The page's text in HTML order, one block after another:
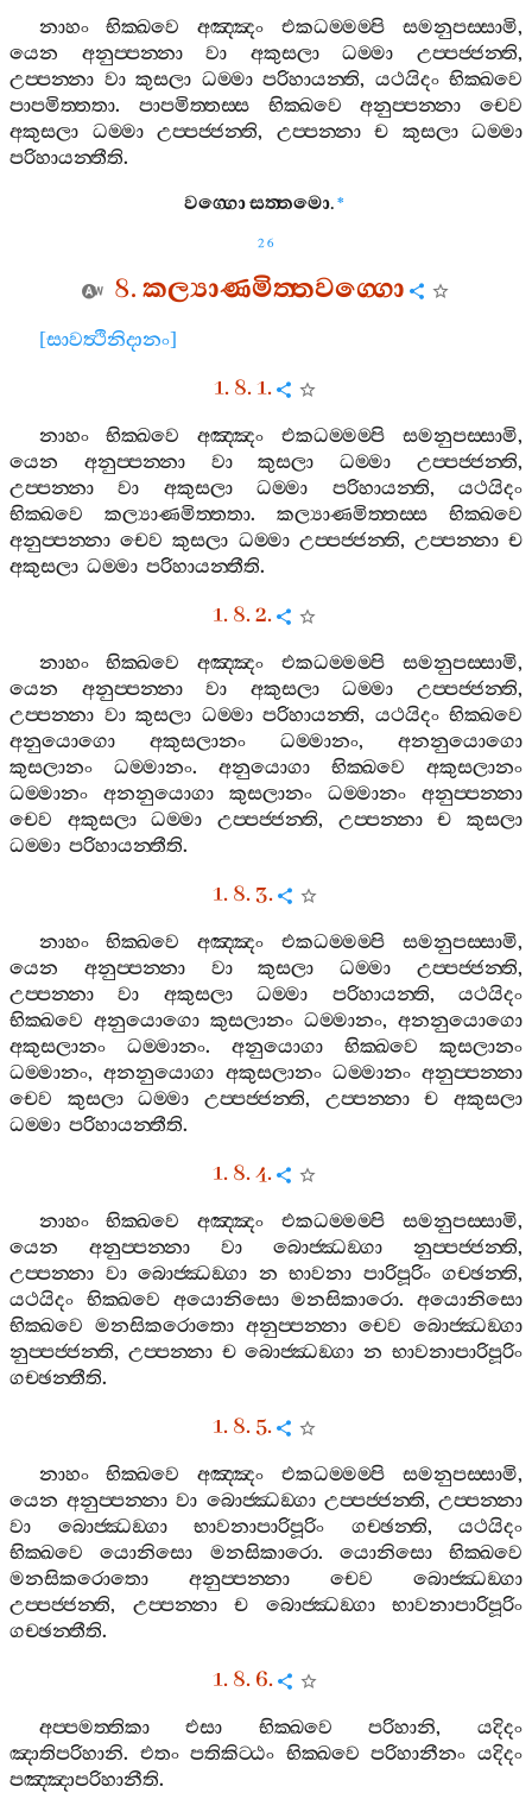
නාහං භික‍්ඛවෙ අඤ‍්ඤං එකධම‍්මම‍්පි සමනුපස‍්සාමි,
යෙන
අනුප‍්පන‍්නා වා අකුසලා ධම‍්මා උප‍්පජ‍්ජන‍්ති,
උප‍්පන‍්නා වා කුසලා ධම‍්මා පරිහායන‍්ති, යථයිදං භික‍්ඛවෙ
පාපමිත‍්තතා. පාපමිත‍්තස‍්ස භික‍්ඛවෙ අනුප‍්පන‍්නා
චෙව
අකුසලා
ධම‍්මා උප‍්පජ‍්ජන‍්ති, උප‍්පන‍්නා ච කුසලා
ධම‍්මා
පරිහායන‍්තීති.
වග‍්ගොසත‍්තමො.*
26
8.කල්‍යාණමිත‍්තවග‍්ගො
[සාවත්‍ථිනිදානං]
1. 8. 1.
නාහං භික‍්ඛවෙ අඤ‍්ඤං එකධම‍්මම‍්පි සමනුපස‍්සාමි,
යෙන
අනුප‍්පන‍්නා වා කුසලා ධම‍්මා උප‍්පජ‍්ජන‍්ති,
උප‍්පන‍්නා
වා අකුසලා ධම‍්මා පරිහායන‍්ති,යථයිදං
භික‍්ඛවෙ
කල්‍යාණමිත‍්තතා. කල්‍යාණමිත‍්තස‍්ස
භික‍්ඛවෙ
අනුප‍්පන‍්නා චෙව කුසලා ධම‍්මා උප‍්පජ‍්ජන‍්ති, උප‍්පන‍්නා ච
අකුසලා ධම‍්මා පරිහායන‍්තීති.
1. 8. 2.
නාහං භික‍්ඛවෙ අඤ‍්ඤං එකධම‍්මම‍්පි සමනුපස‍්සාමි,
යෙන
අනුප‍්පන‍්නා වා අකුසලා ධම‍්මා උප‍්පජ‍්ජන‍්ති,
උප‍්පන‍්නා වා කුසලා ධම‍්මා පරිහායන‍්ති, යථයිදං භික‍්ඛවෙ
අනුයොගො
අකුසලානං ධම‍්මානං, අනනුයොගො
කුසලානං
ධම‍්මානං. අනුයොගා භික‍්ඛවෙ
අකුසලානං
ධම‍්මානං
අනනුයොගා කුසලානං ධම‍්මානං
අනුප‍්පන‍්නා
චෙව
අකුසලා ධම‍්මා උප‍්පජ‍්ජන‍්ති, උප‍්පන‍්නා ච
කුසලා
ධම‍්මා පරිහායන‍්තීති.
1. 8. 3.
නාහං භික‍්ඛවෙ අඤ‍්ඤං එකධම‍්මම‍්පි සමනුපස‍්සාමි,
යෙන
අනුප‍්පන‍්නා වා කුසලා ධම‍්මා උප‍්පජ‍්ජන‍්ති,
උප‍්පන‍්නා
වා අකුසලා ධම‍්මා පරිහායන‍්ති,යථයිදං
භික‍්ඛවෙ අනුයොගො කුසලානං ධම‍්මානං, අනනුයොගො
අකුසලානං
ධම‍්මානං. අනුයොගා භික‍්ඛවෙ
කුසලානං
ධම‍්මානං,අනනුයොගා අකුසලානං ධම‍්මානං අනුප‍්පන‍්නා
චෙව
කුසලා ධම‍්මා උප‍්පජ‍්ජන‍්ති, උප‍්පන‍්නා ච
අකුසලා
ධම‍්මා පරිහායන‍්තීති.
1. 8. 4.
නාහං භික‍්ඛවෙ අඤ‍්ඤං එකධම‍්මම‍්පි සමනුපස‍්සාමි,
යෙන
අනුප‍්පන‍්නා වා බොජ‍්ඣඞ‍්ගා නුප‍්පජ‍්ජන‍්ති,
උප‍්පන‍්නා වා බොජ‍්ඣඞ‍්ගා න භාවනා පාරිපූරිං ගච‍්ඡන‍්ති,
යථයිදං භික‍්ඛවෙ අයොනිසො මනසිකාරො. අයොනිසො
භික‍්ඛවෙ මනසිකරොතො අනුප‍්පන‍්නා චෙව බොජ‍්ඣඞ‍්ගා
නුප‍්පජ‍්ජන‍්ති, උප‍්පන‍්නා ච බොජ‍්ඣඞ‍්ගා න භාවනාපාරිපූරිං
ගච‍්ඡන‍්තීති.
1. 8. 5.
නාහං භික‍්ඛවෙ අඤ‍්ඤං එකධම‍්මම‍්පි සමනුපස‍්සාමි,
යෙන අනුප‍්පන‍්නා වා බොජ‍්ඣඞ‍්ගා උප‍්පජ‍්ජන‍්ති,උප‍්පන‍්නා
වා
බොජ‍්ඣඞ‍්ගා භාවනාපාරිපූරිං ගච‍්ඡන‍්ති, යථයිදං
භික‍්ඛවෙ
යොනිසො මනසිකාරො. යොනිසො
භික‍්ඛවෙ
මනසිකරොතො
අනුප‍්පන‍්නා චෙව
බොජ‍්ඣඞ‍්ගා
උප‍්පජ‍්ජන‍්ති, උප‍්පන‍්නා ච බොජ‍්ඣඞ‍්ගා
භාවනාපාරිපූරිං
ගච‍්ඡන‍්තීති.
1. 8. 6.
අප‍්පමත‍්තිකා එසා භික‍්ඛවෙ පරිහානි, යදිදං
ඤාතිපරිහානි. එතං පතිකිට‍්ඨං භික‍්ඛවෙ පරිහානීනං යදිදං
පඤ‍්ඤාපරිහානීති.